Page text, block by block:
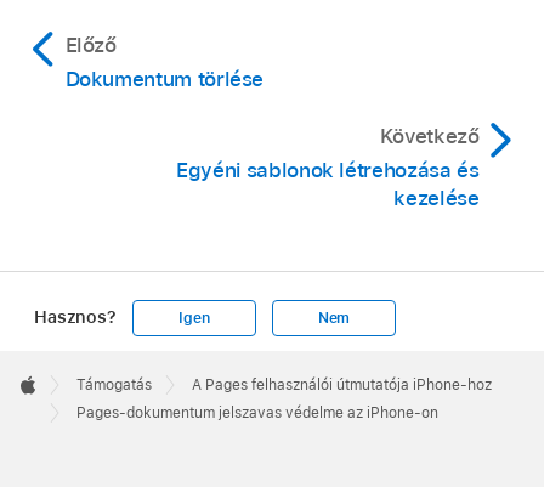
Előző
Dokumentum törlése
Következő
Egyéni sablonok létrehozása és
kezelése
Hasznos? Igen Nem
Footer

Apple
Támogatás
A Pages felhasználói útmutatója iPhone-hoz
Pages-dokumentum jelszavas védelme az iPhone-on